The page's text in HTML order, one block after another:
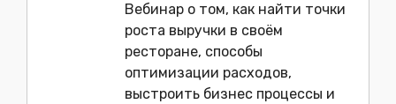
Вебинар о том, как найти точки
роста выручки в своём
ресторане, способы
оптимизации расходов,
выстроить бизнес процессы и